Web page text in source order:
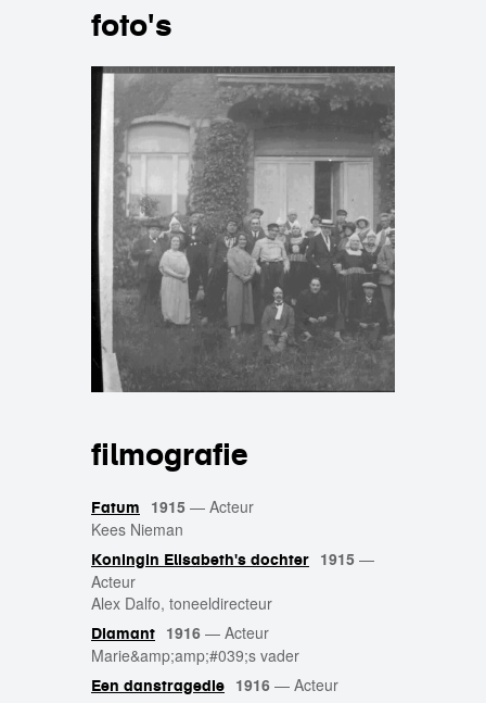
foto's
filmografie
Fatum 1915 — Acteur
Kees Nieman
Koningin Elisabeth's dochter 1915 —
Acteur
Alex Dalfo, toneeldirecteur
Diamant 1916 — Acteur
Marie&amp;amp;#039;s vader
Een danstragedie 1916 — Acteur